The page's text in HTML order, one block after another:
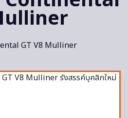
GT V8 Mulliner